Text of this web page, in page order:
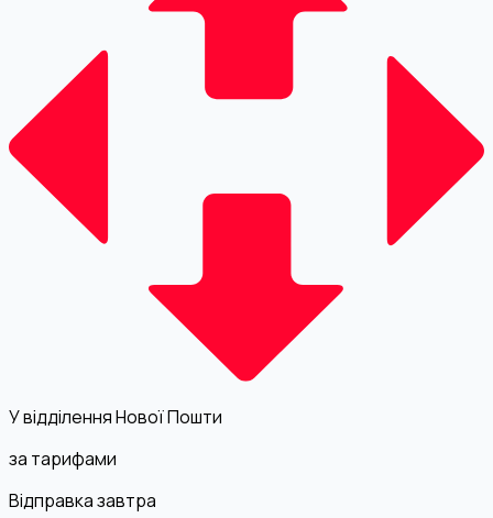
У відділення Нової Пошти
за тарифами
Відправка завтра